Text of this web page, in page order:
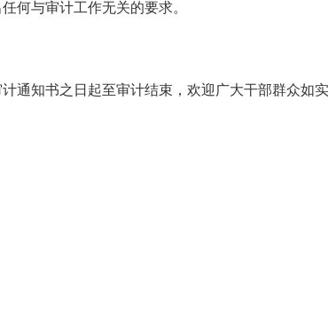
与审计工作无关的要求。
知书之日起至审计结束，欢迎广大干部群众如